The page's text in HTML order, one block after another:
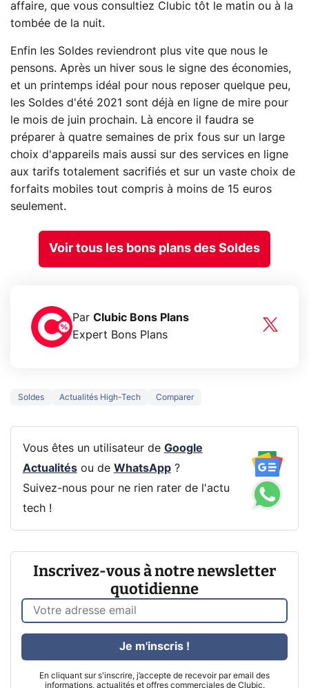
affaire, que vous consultiez Clubic tôt le matin ou à la
tombée de la nuit.
Enfin les Soldes reviendront plus vite que nous le
pensons. Après un hiver sous le signe des économies,
et un printemps idéal pour nous reposer quelque peu,
les Soldes d'été 2021 sont déjà en ligne de mire pour
le mois de juin prochain. Là encore il faudra se
préparer à quatre semaines de prix fous sur un large
choix d'appareils mais aussi sur des services en ligne
aux tarifs totalement sacrifiés et sur un vaste choix de
forfaits mobiles tout compris à moins de 15 euros
seulement.
Voir tous les bons plans des Soldes
Par Clubic Bons Plans
Expert Bons Plans
Soldes Actualités High-Tech Comparer
Vous êtes un utilisateur de Google
Actualitésou de WhatsApp?
Suivez-nous pour ne rien rater de l'actu
tech !
Inscrivez-vous à notre newsletter
quotidienne
En cliquant sur s'inscrire, j’accepte de recevoir par email des
informations, actualités et offres commerciales de Clubic.
Je m'inscris !